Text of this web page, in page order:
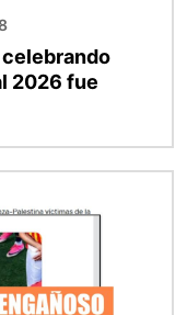
celebrando
2026 fue